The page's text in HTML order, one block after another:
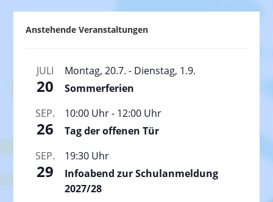
Anstehende Veranstaltungen
JULI
20
Montag, 20.7. - Dienstag, 1.9.
Sommerferien
SEP.
26
10:00 Uhr- 12:00 Uhr
Tag der offenen Tür
SEP.
29
19:30 Uhr
Infoabend zur Schulanmeldung
2027/28